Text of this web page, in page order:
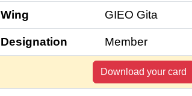
Wing GIEO Gita
Designation Member
Download your card